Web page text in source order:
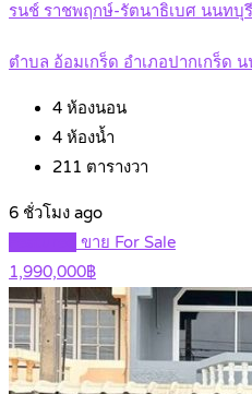
รนช์ ราชพฤกษ์-รัตนาธิเบศ นนทบุ
ตำบล อ้อมเกร็ด อำเภอปากเกร็ด
4 ห้องนอน
4 ห้องน้ำ
211 ตารางวา
6 ชั่วโมง ago
ขาย For Sale
1,990,000฿